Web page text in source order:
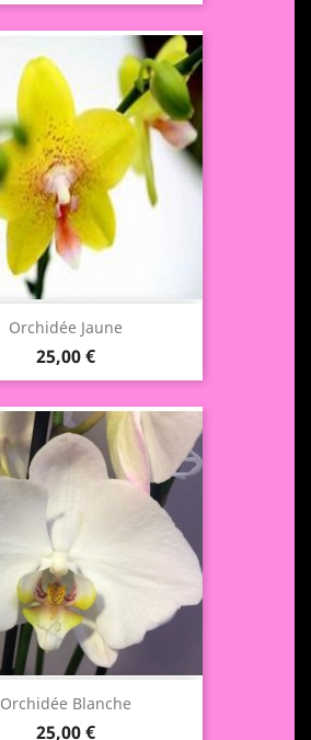
Orchidée Jaune
Prix
25,00 €
Orchidée Blanche
Prix
25,00 €